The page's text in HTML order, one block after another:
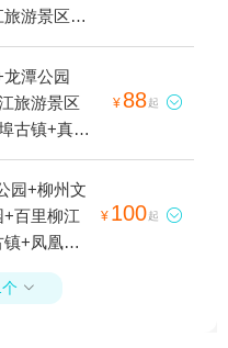
游景区
古镇+克里
头)+真龙
桥+柳州水
街1日游
龙潭公园
旅游景区
古镇+真龙
艇+五星步
¥ 88起 
园+柳州文
百里柳江
+凤凰岭
街1日游
¥ 100起 
